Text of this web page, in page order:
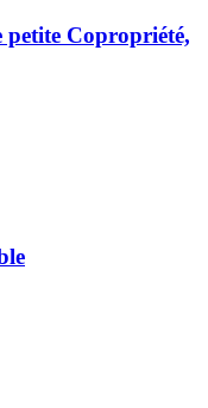
petite Copropriété,